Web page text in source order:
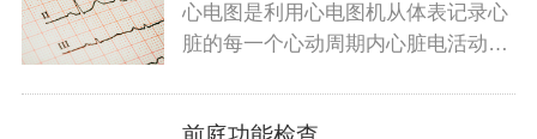
心电图是利用心电图机从体表记录心
脏的每一个心动周期内心脏电活动变